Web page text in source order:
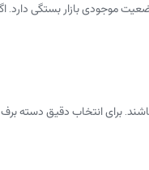
موجودی بازار بستگی
برای انتخاب دقیق